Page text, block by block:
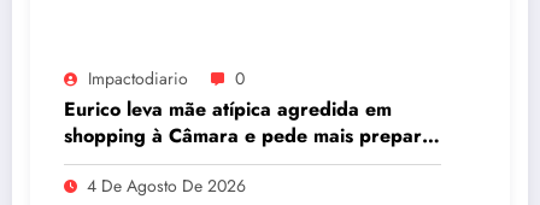
Impactodiario 0
Eurico leva mãe atípica agredida em
shopping à Câmara e pede mais preparo
dos estabelecimentos para acolher
autistas
4 De Agosto De 2026